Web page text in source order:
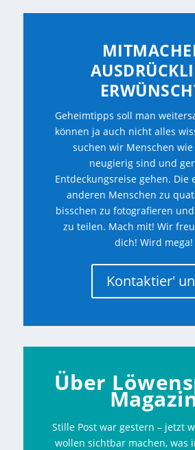
Geheimtipps soll man
können ja auch nicht alles
suchen wir Menschen
neugierig sind und
Entdeckungsreise gehen. Die
anderen Menschen zu
bisschen zu fotografieren
zu teilen. Mach mit! Wir
dich! Wird mega!
Kontaktier'
Über
Stille Post war gestern – jetzt
wollen sichtbar machen, was